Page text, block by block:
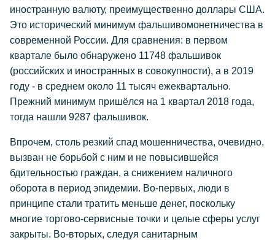
иностранную валюту, преимущественно доллары США.
Это исторический минимум фальшивомонетничества в
современной России. Для сравнения: в первом
квартале было обнаружено 11748 фальшивок
(российских и иностранных в совокупности), а в 2019
году - в среднем около 11 тысяч ежеквартально.
Прежний минимум пришёлся на 1 квартал 2018 года,
тогда нашли 9287 фальшивок.
Впрочем, столь резкий спад мошенничества, очевидно,
вызван не борьбой с ним и не повысившейся
бдительностью граждан, а снижением наличного
оборота в период эпидемии. Во-первых, люди в
принципе стали тратить меньше денег, поскольку
многие торгово-сервисные точки и целые сферы услуг
закрыты. Во-вторых, следуя санитарным